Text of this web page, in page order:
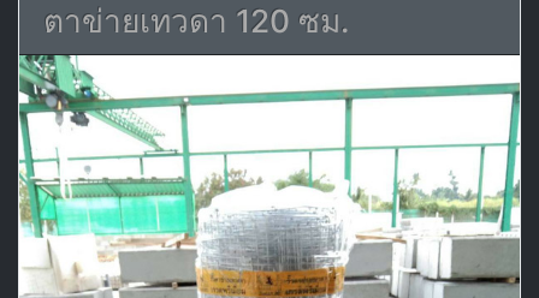
ตาข่ายเทวดา 120 ซม.